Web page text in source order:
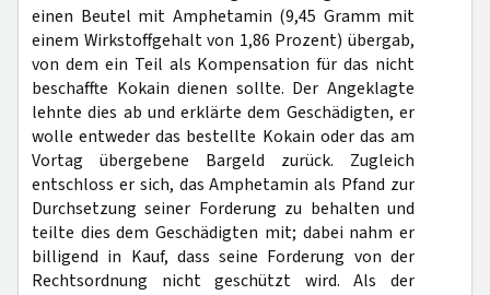
einen Beutel mit Amphetamin (9,45 Gramm mit
einem Wirkstoffgehalt von 1,86 Prozent) übergab,
von dem ein Teil als Kompensation für das nicht
beschaffte Kokain dienen sollte. Der Angeklagte
lehnte dies ab und erklärte dem Geschädigten, er
wolle entweder das bestellte Kokain oder das am
Vortag übergebene Bargeld zurück. Zugleich
entschloss er sich, das Amphetamin als Pfand zur
Durchsetzung seiner Forderung zu behalten und
teilte dies dem Geschädigten mit; dabei nahm er
billigend in Kauf, dass seine Forderung von der
Rechtsordnung nicht geschützt wird. Als der